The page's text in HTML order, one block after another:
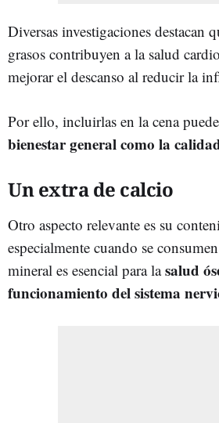
Diversas investigaciones destacan
grasos contribuyen a la salud
mejorar el descanso al reducir la
Por ello, incluirlas en la cena puede
bienestar general como la
Un extra de calcio
Otro aspecto relevante es su
especialmente cuando se
mineral es esencial para lasalud
funcionamiento del sistema